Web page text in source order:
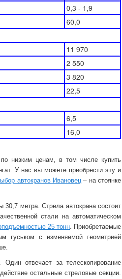
0,3 - 1,9
60,0
11 970
2 550
3 820
22,5
6,5
16,0
по низким ценам, в том числе купить
У нас вы можете приобрести эту и
автокранов Ивановец– на стоянке
метра. Стрела автокрана состоит
стали на автоматическом
25 тонн. Приобретаемые
гуськом с изменяемой геометрией
отвечает за телескопирование
остальные стреловые секции.